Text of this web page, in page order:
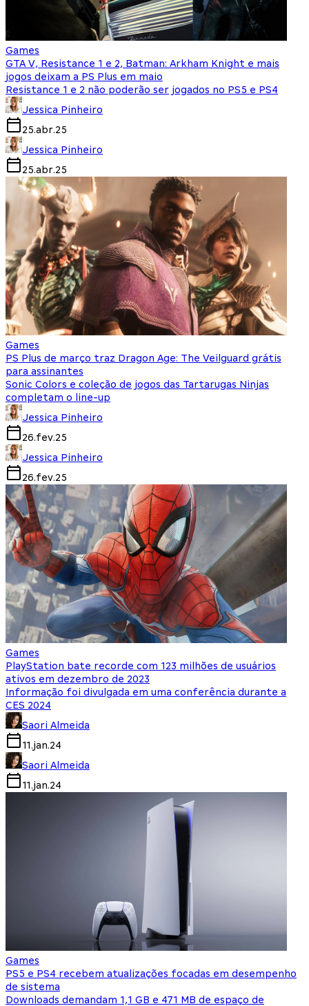
Games
GTA V, Resistance 1 e 2, Batman: Arkham Knight e mais
jogos deixam a PS Plus em maio
Resistance 1 e 2 não poderão ser jogados no PS5 e PS4
Jessica Pinheiro
25.abr.25
Jessica Pinheiro
25.abr.25
Games
PS Plus de março traz Dragon Age: The Veilguard grátis
para assinantes
Sonic Colors e coleção de jogos das Tartarugas Ninjas
completam o line-up
Jessica Pinheiro
26.fev.25
Jessica Pinheiro
26.fev.25
Games
PlayStation bate recorde com 123 milhões de usuários
ativos em dezembro de 2023
Informação foi divulgada em uma conferência durante a
CES 2024
Saori Almeida
11.jan.24
Saori Almeida
11.jan.24
Games
PS5 e PS4 recebem atualizações focadas em desempenho
de sistema
Downloads demandam 1,1 GB e 471 MB de espaço de